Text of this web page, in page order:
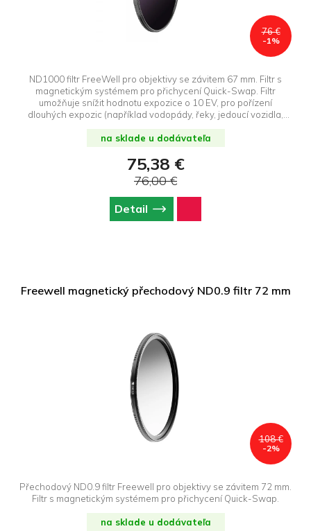
76 €
-1%
ND1000 filtr FreeWell pro objektivy se závitem 67 mm. Filtr s
magnetickým systémem pro přichycení Quick-Swap. Filtr
umožňuje snížit hodnotu expozice o 10 EV, pro pořízení
dlouhých expozic (například vodopády, řeky, jedoucí vozidla,
na sklade u dodávateľa
75,38 €
76,00 €
Detail
Freewell magnetický přechodový ND0.9 filtr 72 mm
108 €
-2%
Přechodový ND0.9 filtr Freewell pro objektivy se závitem 72 mm.
Filtr s magnetickým systémem pro přichycení Quick-Swap.
na sklade u dodávateľa